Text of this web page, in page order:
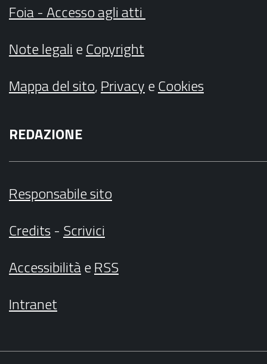
Foia - Accesso agli atti
Note legalieCopyright
Mappa del sito,PrivacyeCookies
REDAZIONE
Responsabile sito
Credits- Scrivici
AccessibilitàeRSS
Intranet